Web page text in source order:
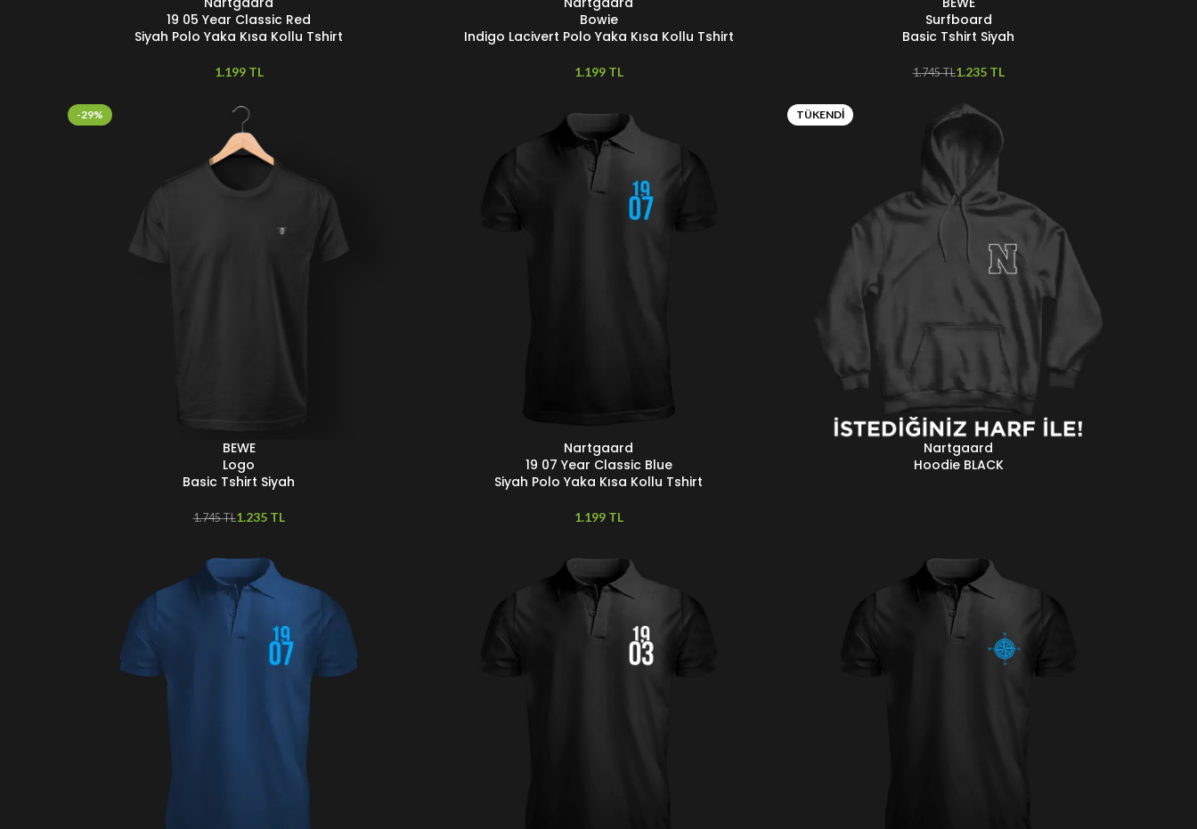
19 05 Year Classic Red
Siyah Polo Yaka Kısa Kollu Tshirt
TL
Bowie
Indigo Lacivert Polo Yaka Kısa Kollu Tshirt
TL
Surfboard
Basic Tshirt Siyah
1.745TL1.235 TL
-29%
BEWE
Logo
Basic Tshirt Siyah
1.745TL1.235 TL
Nartgaard
19 07 Year Classic Blue
Siyah Polo Yaka Kısa Kollu Tshirt
TL
TÜKENDI
Nartgaard
Hoodie BLACK